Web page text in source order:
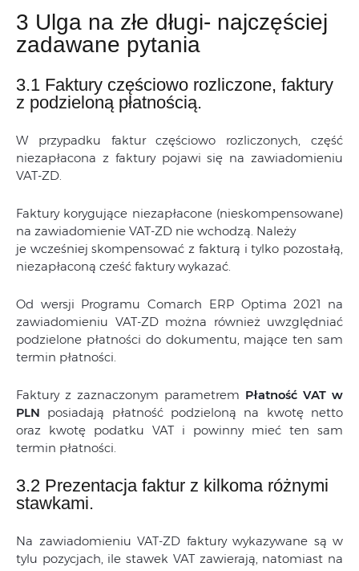
3 Ulga na złe długi- najczęściej
zadawane pytania
3.1 Faktury częściowo rozliczone, faktury
z podzieloną płatnością.
W przypadku faktur częściowo rozliczonych, część
niezapłacona z faktury pojawi się na zawiadomieniu
VAT-ZD.
Faktury korygujące niezapłacone (nieskompensowane)
na zawiadomienie VAT-ZD nie wchodzą. Należy
je wcześniej skompensować z fakturą i tylko pozostałą,
niezapłaconą cześć faktury wykazać.
Od wersji Programu Comarch ERP Optima 2021 na
zawiadomieniu VAT-ZD można również uwzględniać
podzielone płatności do dokumentu, mające ten sam
termin płatności.
Faktury z zaznaczonym parametrem Płatność VAT w
PLN posiadają płatność podzieloną na kwotę netto
oraz kwotę podatku VAT i powinny mieć ten sam
termin płatności.
3.2 Prezentacja faktur z kilkoma różnymi
stawkami.
Na zawiadomieniu VAT-ZD faktury wykazywane są w
tylu pozycjach, ile stawek VAT zawierają, natomiast na